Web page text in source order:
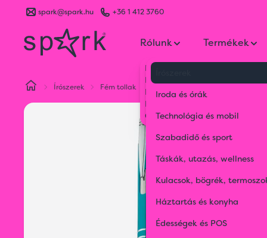
spark@spark.hu +36 1 412 3760
Rólunk
Kik vagyunk
Kapcsolat
Blog
Karrier
Gyakran Ismételt Kérdések
Termékek
Iroda és órák
Technológia és mobil
Szabadidő és sport
Táskák, utazás, wellness
Kulacsok, bögrék,
Háztartás és konyha
Édességek és POS
Írószerek Fém tollak